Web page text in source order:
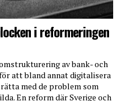
i reformeringen
av bank- och
att bland annat digitalisera
med de problem som
En reform där Sverige och